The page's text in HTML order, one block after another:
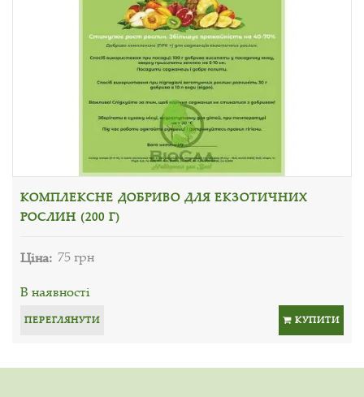
КОМПЛЕКСНЕ ДОБРИВО ДЛЯ ЕКЗОТИЧНИХ
РОСЛИН (200 Г)
Ціна: 75 грн
В наявності
ПЕРЕГЛЯНУТИ КУПИТИ